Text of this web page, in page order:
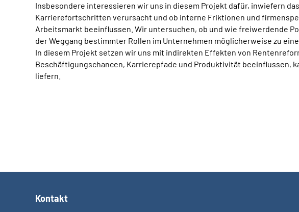
Insbesondere interessieren wir uns in diesem Projekt dafür, inwiefern
Karrierefortschritten verursacht und ob interne Friktionen und
Arbeitsmarkt beeinflussen. Wir untersuchen, ob und wie freiwerdende
der Weggang bestimmter Rollen im Unternehmen möglicherweise zu
In diesem Projekt setzen wir uns mit indirekten Effekten von
Beschäftigungschancen, Karrierepfade und Produktivität beeinflussen,
liefern.
Kontakt